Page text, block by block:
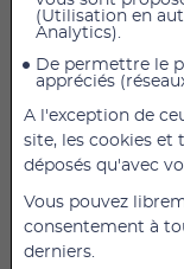
Stéthoscope
Description
Ce stéthoscope
offre une qualité
La tête et la
Dsponible en
enfant.
De nombreux
(Utilisation en
Analytics).
De permettre le
appréciés
A l'exception de
site, les cookies et
déposés qu'avec
Vous pouvez
consentement à
derniers.